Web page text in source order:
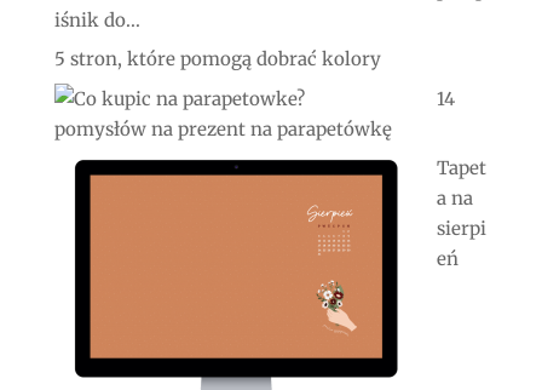
iśnik do...
5 stron, które pomogą dobrać kolory
14
pomysłów na prezent na parapetówkę
Tapet
a na
sierpi
eń